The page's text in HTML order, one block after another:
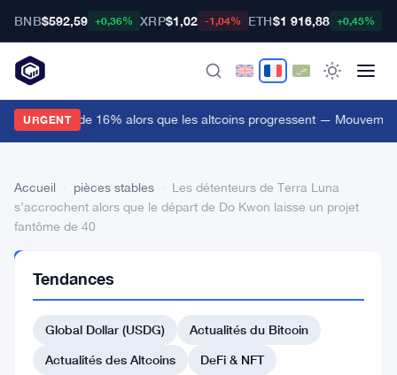
BNB$592,59 +0,36% XRP$1,02 -1,04% ETH$1 916,88 +0,45%
URGENT
bondit de 16% alors que les altcoins progressent —
Accueil pièces stables
Les détenteurs de Terra Luna
s’accrochent alors que le départ de Do Kwon laisse un projet
fantôme de 40
STABLES
détenteurs
Tendances
Global Dollar (USDG)
Actualités du Bitcoin
Actualités des Altcoins
DeFi & NFT